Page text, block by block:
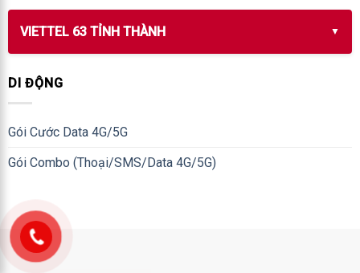
VIETTEL 63 TỈNH THÀNH
DI ĐỘNG
Gói Cước Data 4G/5G
Gói Combo (Thoại/SMS/Data 4G/5G)